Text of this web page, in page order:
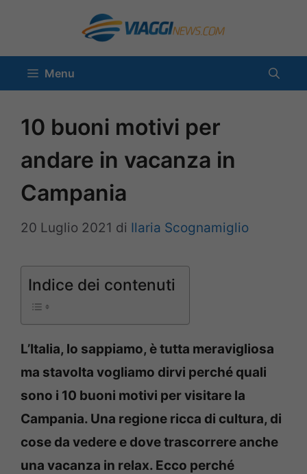
contenuto
Menu
10 buoni motivi per
andare in vacanza in
Campania
20 Luglio 2021 di Ilaria Scognamiglio
Indice dei contenuti
L’Italia, lo sappiamo, è tutta meravigliosa
ma stavolta vogliamo dirvi perché quali
sono i 10 buoni motivi per visitare la
Campania. Una regione ricca di cultura, di
cose da vedere e dove trascorrere anche
una vacanza in relax. Ecco perché